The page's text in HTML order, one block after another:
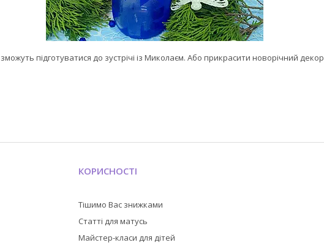
підготуватися до зустрічі із Миколаєм. Або прикрасити новорічний декор
КОРИСНОСТІ
Тішимо Вас знижками
Статті для матусь
Майстер-класи для дітей